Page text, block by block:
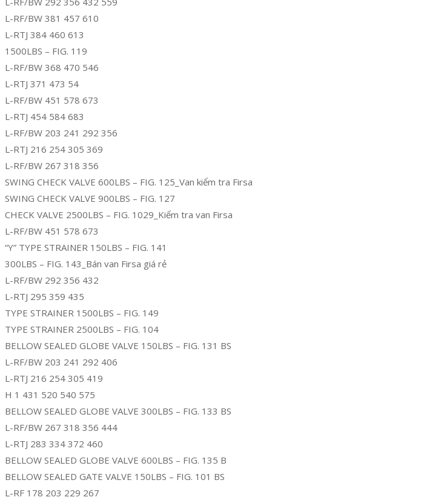
L-RF/BW 381 457 610
L-RTJ 384 460 613
1500LBS – FIG. 119
L-RF/BW 368 470 546
L-RTJ 371 473 54
L-RF/BW 451 578 673
L-RTJ 454 584 683
L-RF/BW 203 241 292 356
L-RTJ 216 254 305 369
L-RF/BW 267 318 356
SWING CHECK VALVE 600LBS – FIG. 125_Van kiểm tra Firsa
SWING CHECK VALVE 900LBS – FIG. 127
CHECK VALVE 2500LBS – FIG. 1029_Kiểm tra van Firsa
L-RF/BW 451 578 673
“Y” TYPE STRAINER 150LBS – FIG. 141
300LBS – FIG. 143_Bán van Firsa giá rẻ
L-RF/BW 292 356 432
L-RTJ 295 359 435
TYPE STRAINER 1500LBS – FIG. 149
TYPE STRAINER 2500LBS – FIG. 104
BELLOW SEALED GLOBE VALVE 150LBS – FIG. 131 BS
L-RF/BW 203 241 292 406
L-RTJ 216 254 305 419
H 1 431 520 540 575
BELLOW SEALED GLOBE VALVE 300LBS – FIG. 133 BS
L-RF/BW 267 318 356 444
L-RTJ 283 334 372 460
BELLOW SEALED GLOBE VALVE 600LBS – FIG. 135 B
BELLOW SEALED GATE VALVE 150LBS – FIG. 101 BS
L-RF 178 203 229 267